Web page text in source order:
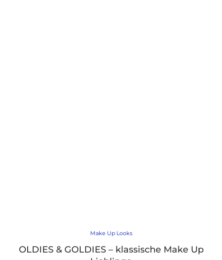
Make Up Looks
OLDIES & GOLDIES – klassische Make Up